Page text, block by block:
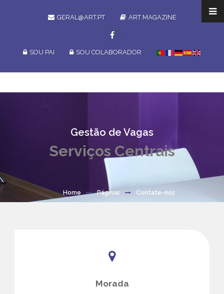
GERAL@ART.PT ART MAGAZINE
SOU PAI SOU COLABORADOR
Gestão de Vagas
Serviços Centrais
Home Páginas Contate-nos
Morada